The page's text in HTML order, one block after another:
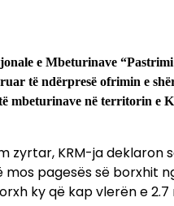
e Mbeturinave
të ndërpresë ofrimin e
mbeturinave në territorin e
zyrtar, KRM-ja deklaron
mos pagesës së borxhit
ky që kap vlerën e